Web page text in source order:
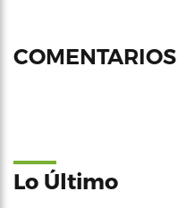
COMENTARIOS
Lo Último